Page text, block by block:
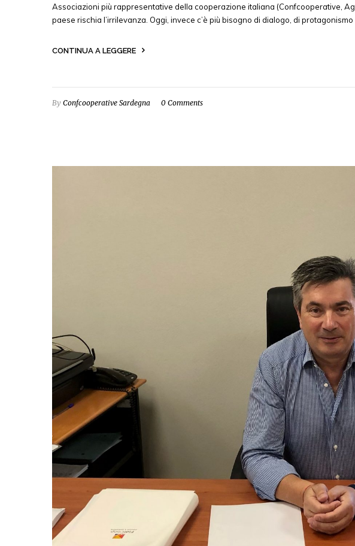
Associazioni più rappresentative della cooperazione italiana (Confcooperative,
paese rischia l’irrilevanza. Oggi, invece c’è più bisogno di dialogo, di
CONTINUA A LEGGERE
By Confcooperative Sardegna 0 Comments